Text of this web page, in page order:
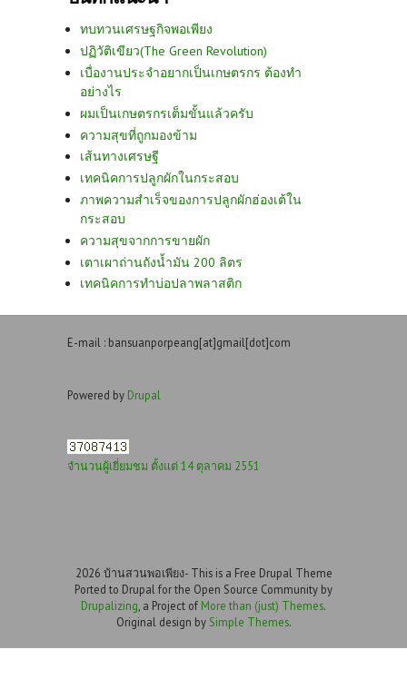
ทบทวนเศรษฐกิจพอเพียง
ปฏิวัติเขียว(The Green Revolution)
เบื่องานประจำอยากเป็นเกษตรกร ต้องทำ
อย่างไร
ผมเป็นเกษตรกรเต็มขั้นแล้วครับ
ความสุขที่ถูกมองข้าม
เส้นทางเศรษฐี
เทคนิคการปลูกผักในกระสอบ
ภาพความสำเร็จของการปลูกผักฮ่องเต้ใน
กระสอบ
ความสุขจากการขายผัก
เตาเผาถ่านถังน้ำมัน 200 ลิตร
เทคนิคการทำบ่อปลาพลาสติก
E-mail : bansuanporpeang[at]gmail[dot]com
Powered by Drupal
จำนวนผู้เยี่ยมชม ตั้งแต่ 14 ตุลาคม 2551
2026 บ้านสวนพอเพียง- This is a Free Drupal Theme
Ported to Drupal for the Open Source Community by
Drupalizing , a Project of More than (just) Themes.
Original design by Simple Themes.